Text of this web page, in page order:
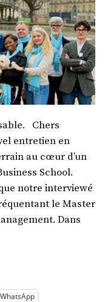
Chers
entretien en
au cœur d’un
School.
notre interviewé
le Master
Dans
WhatsApp